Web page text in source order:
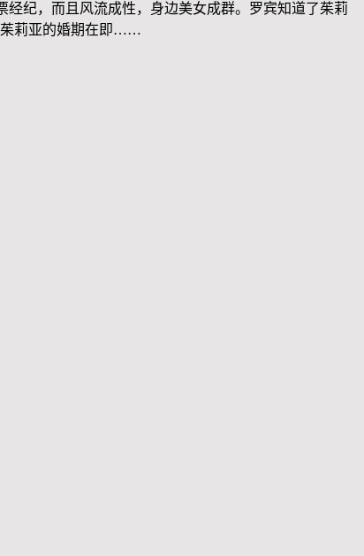
纪，而且风流成性，身边美女成群。罗宾知道了茱莉
茱莉亚的婚期在即……